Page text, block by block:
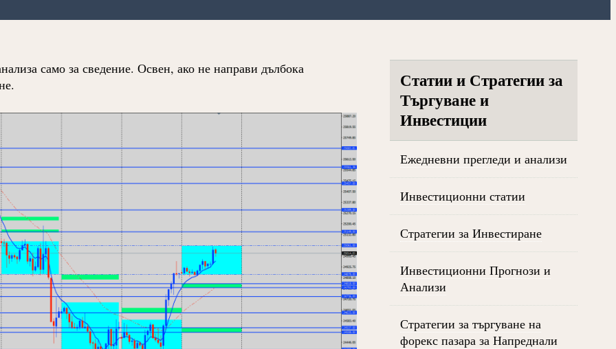
само за сведение. Освен, ако не направи дълбока
Статии и Стратегии за
Търгуване и
Инвестиции
Ежедневни прегледи и анализи
Инвестиционни статии
Стратегии за Инвестиране
Инвестиционни Прогнози и
Анализи
Стратегии за търгуване на
форекс пазара за Напреднали